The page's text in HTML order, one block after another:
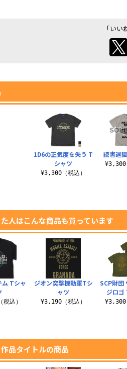
「い
読書週
¥3,300
1D6の正気度を失う T
シャツ
¥3,300（税込）
人はこんな商品も買っています
SCP財団
ジロゴ
¥3,300
ム Tシャ
込）
ジオン突撃機動軍Tシ
ャツ
¥3,190（税込）
品タイトルの商品